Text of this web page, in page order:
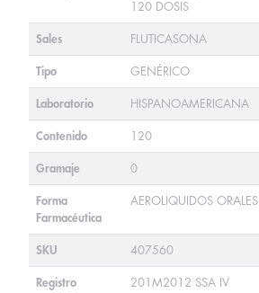
120 DOSIS
Sales FLUTICASONA
Tipo GENÉRICO
Laboratorio HISPANOAMERICANA
Contenido 120
Gramaje 0
Forma
Farmacéutica
AEROLIQUIDOS ORALES
SKU 407560
Registro
201M2012 SSA IV